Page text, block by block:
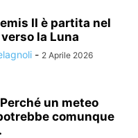
II è partita nel
la Luna
- 2 Aprile 2026
un meteo
comunque